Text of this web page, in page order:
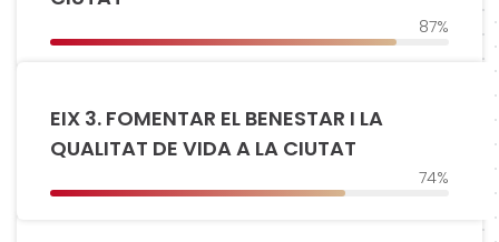
87%
EIX 3. FOMENTAR EL BENESTAR I LA
QUALITAT DE VIDA A LA CIUTAT
74%